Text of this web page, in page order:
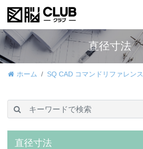
直径寸法
ホーム SQ CAD コマンドリファレンス
検索
直径寸法